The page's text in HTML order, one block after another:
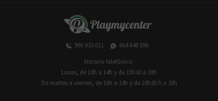
966 933 011 664 648 896
Horario telefónico:
Lunes, de 10h a 14h y de 15h30 a 18h
De martes a viernes, de 10h a 14h y de 16h30 h a 20h